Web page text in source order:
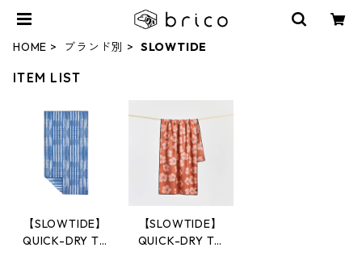
HOME ブランド別 SLOWTIDE
ITEM LIST
【SLOWTIDE】
QUICK-DRY TO
【SLOWTIDE】
QUICK-DRY TO